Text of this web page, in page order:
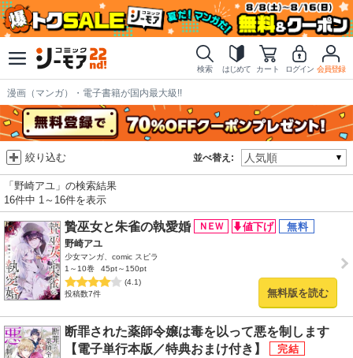
検索 はじめて カート ログイン 会員登録
漫画（マンガ）・電子書籍が国内最大級!!
並べ替え:
絞り込む
「野崎アユ」の検索結果
16件中 1～16件を表示
贄巫女と朱雀の執愛婚
野崎アユ
少女マンガ、comic スピラ
1～10巻
45pt～150pt
(4.1)
投稿数7件
無料版を読む
断罪された薬師令嬢は毒を以って悪を制します
【電子単行本版／特典おまけ付き】